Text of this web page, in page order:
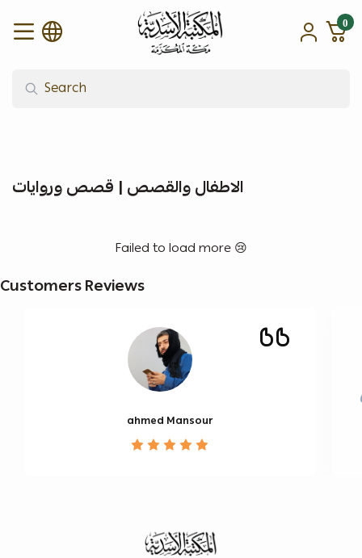
alasadiah
0
الاطفال والقصص | قصص وروايات
Failed to load more 😢
Customers Reviews
ahmed Mansour